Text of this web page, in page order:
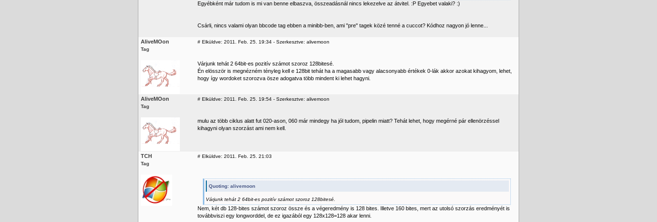
Egyébként már tudom is mi van benne elbaszva, összeadásnál nincs lekezelve az átvitel. :P Egyebet valaki? :)
Csárli, nincs valami olyan bbcode tag ebben a minibb-ben, ami "pre" tagek közé tenné a cuccot? Kódhoz nagyon jó lenne...
AliveMOon
Tag
# Elküldve: 2011. Feb. 25. 19:34 - Szerkesztve: alivemoon
Várjunk tehát 2 64bit-es pozitív számot szoroz 128bitesé.
Én elösször is megnézném tényleg kell e 128bit tehát ha a magasabb vagy alacsonyabb értékek 0-lák akkor azokat kihagyom, lehet,
hogy így wordoket szorozva ösze adogatva több mindent ki lehet hagyni.
AliveMOon
Tag
# Elküldve: 2011. Feb. 25. 19:54 - Szerkesztve: alivemoon
mulu az több ciklus alatt fut 020-ason, 060 már mindegy ha jól tudom, pipelin miatt? Tehát lehet, hogy megérné pár ellenörzéssel
kihagyni olyan szorzást ami nem kell.
TCH
Tag
# Elküldve: 2011. Feb. 25. 21:03
Quoting: alivemoon
Várjunk tehát 2 64bit-es pozitív számot szoroz 128bitesé.
Nem, két db 128-bites számot szoroz össze és a végeredmény is 128 bites. Illetve 160 bites, mert az utolsó szorzás eredményét is
továbbviszi egy longworddel, de ez igazából egy 128x128=128 akar lenni.